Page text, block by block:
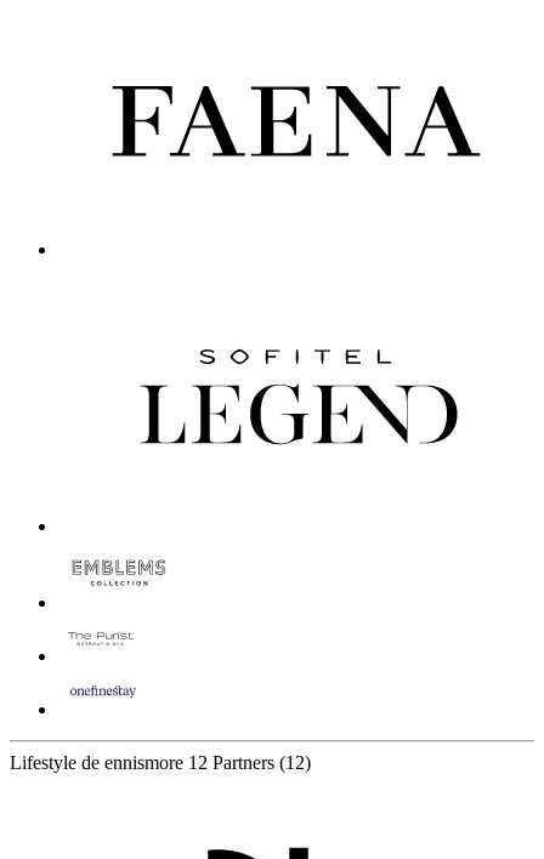
Lifestyle de ennismore 12 Partners (12)